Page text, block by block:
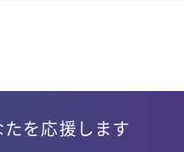
たを応援します